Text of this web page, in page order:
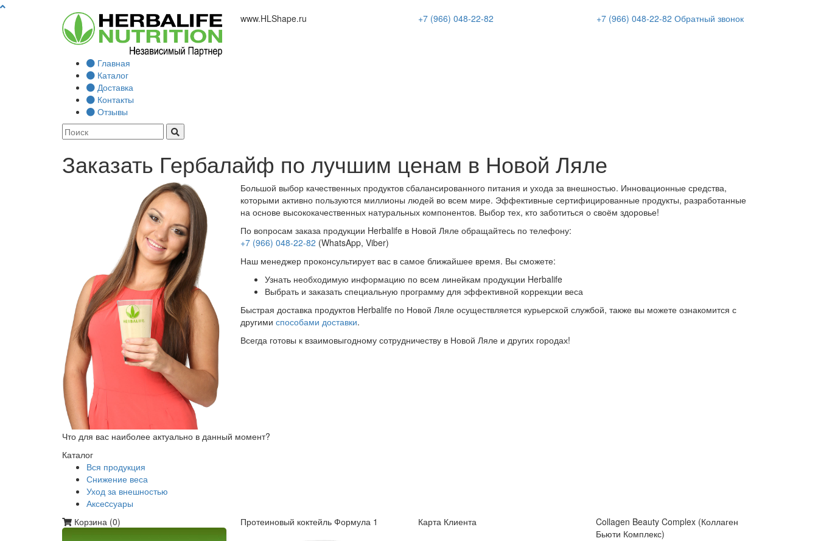
www.HLShape.ru +7 (966) 048-22-82 +7 (966) 048-22-82 Обратный звонок
Главная
Каталог
Доставка
Контакты
Отзывы
Заказать Гербалайф по лучшим ценам в Новой Ляле
Большой выбор качественных продуктов сбалансированного питания и ухода за внешностью. Инновационные средства,
которыми активно пользуются миллионы людей во всем мире. Эффективные сертифицированные продукты, разработанные
на основе высококачественных натуральных компонентов. Выбор тех, кто заботиться о своём здоровье!
По вопросам заказа продукции Herbalife в Новой Ляле обращайтесь по телефону:
+7 (966) 048-22-82 (WhatsApp, Viber)
Наш менеджер проконсультирует вас в самое ближайшее время. Вы сможете:
Узнать необходимую информацию по всем линейкам продукции Herbalife
Выбрать и заказать специальную программу для эффективной коррекции веса
Быстрая доставка продуктов Herbalife по Новой Ляле осуществляется курьерской службой, также вы можете ознакомится с
другими способами доставки.
Всегда готовы к взаимовыгодному сотрудничеству в Новой Ляле и других городах!
Что для вас наиболее актуально в данный момент?
Каталог
Вся продукция
Снижение веса
Уход за внешностью
Аксеcсуары
Корзина (0) Протеиновый коктейль Формула 1 Карта Клиента
Collagen Beauty Complex (Коллаген
Бьюти Комплекс)